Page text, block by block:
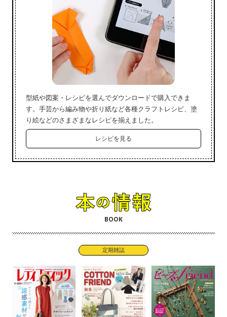
型紙や図案・レシピを選んでダウンロードで購入できま
す。手芸から編み物や折り紙など各種クラフトレシピ、塗
り絵などのさまざまなレシピを揃えました。
レシピを見る
BOOK
定期雑誌